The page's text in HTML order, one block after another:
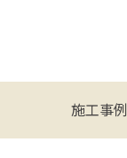
施工事例